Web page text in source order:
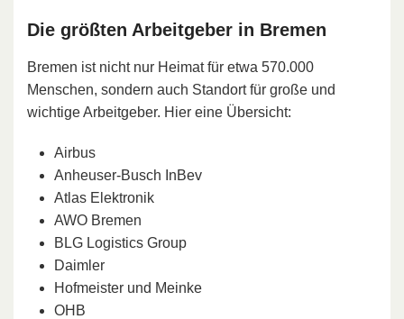
Die größten Arbeitgeber in Bremen
Bremen ist nicht nur Heimat für etwa 570.000
Menschen, sondern auch Standort für große und
wichtige Arbeitgeber. Hier eine Übersicht:
Airbus
Anheuser-Busch InBev
Atlas Elektronik
AWO Bremen
BLG Logistics Group
Daimler
Hofmeister und Meinke
OHB